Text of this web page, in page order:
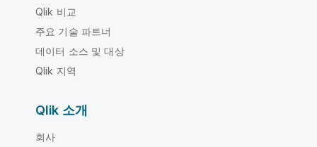
Qlik 비교
주요 기술 파트너
데이터 소스 및 대상
Qlik 지역
Qlik 소개
회사